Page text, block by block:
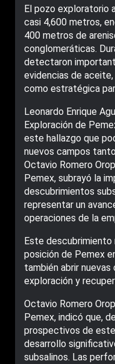
El pozo exploratorio
casi 4,600 metros,
400 metros de
conglomeráticas.
detectaron
evidencias de
como estratégica
Leonardo Enrique
Exploración de
este hallazgo que
nuevos campos
Octavio Romero
Pemex, subrayó la
descubrimientos
representar un
operaciones de la
Este
posición de Pemex
también abrir
exploración y
Octavio Romero
Pemex, indicó que,
prospectivos de
desarrollo
subsalinos. Las